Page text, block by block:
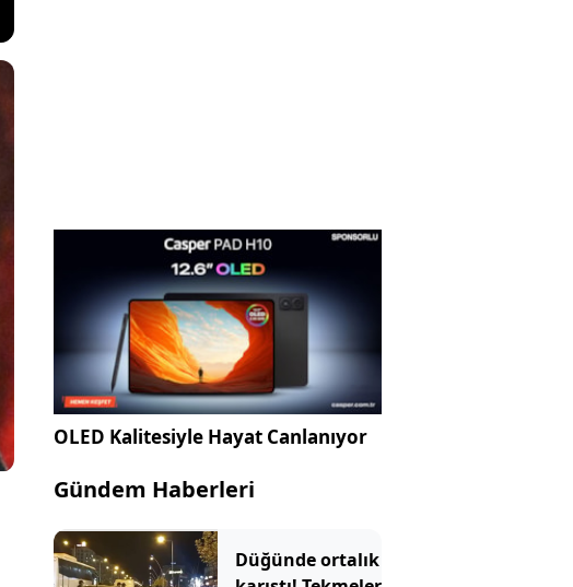
OLED Kalitesiyle Hayat Canlanıyor
Gündem Haberleri
Düğünde ortalık